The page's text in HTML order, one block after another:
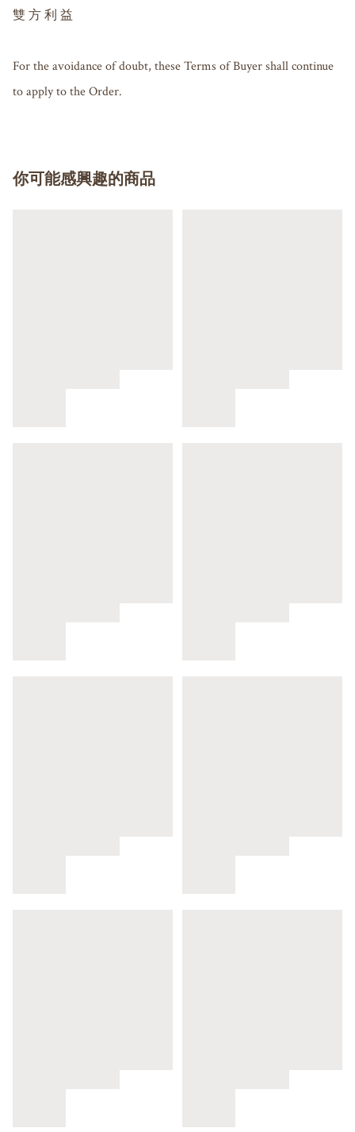
雙 方 利 益
For the avoidance of doubt, these Terms of Buyer shall continue
你可能感興趣的商品